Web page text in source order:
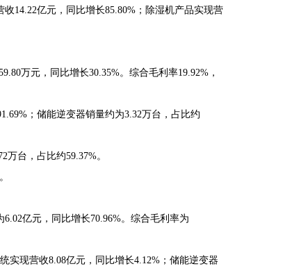
14.22亿元，同比增长85.80%；除湿机产品实现营
万元，同比增长30.35%。综合毛利率19.92%，
；储能逆变器销量约为3.32万台，占比约
台，占比约59.37%。
亿元，同比增长70.96%。综合毛利率为
实现营收8.08亿元，同比增长4.12%；储能逆变器